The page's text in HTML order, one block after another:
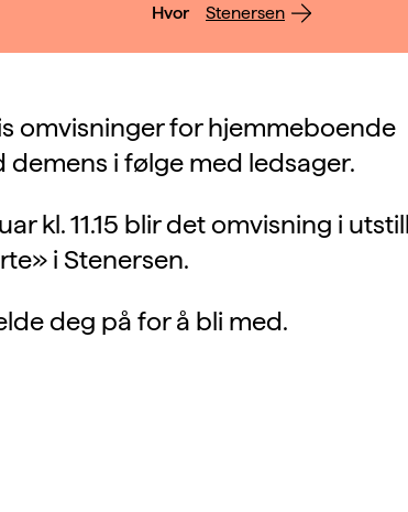
Hvor Stenersen
omvisninger for hjemmeboende
demens i følge med ledsager.
kl. 11.15 blir det omvisning i
i Stenersen.
deg på for å bli med.